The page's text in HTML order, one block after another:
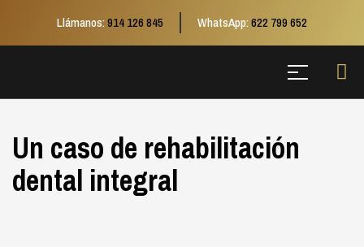
Llámanos:914 126 845 WhatsApp:622 799 652
Un caso de rehabilitación
dental integral